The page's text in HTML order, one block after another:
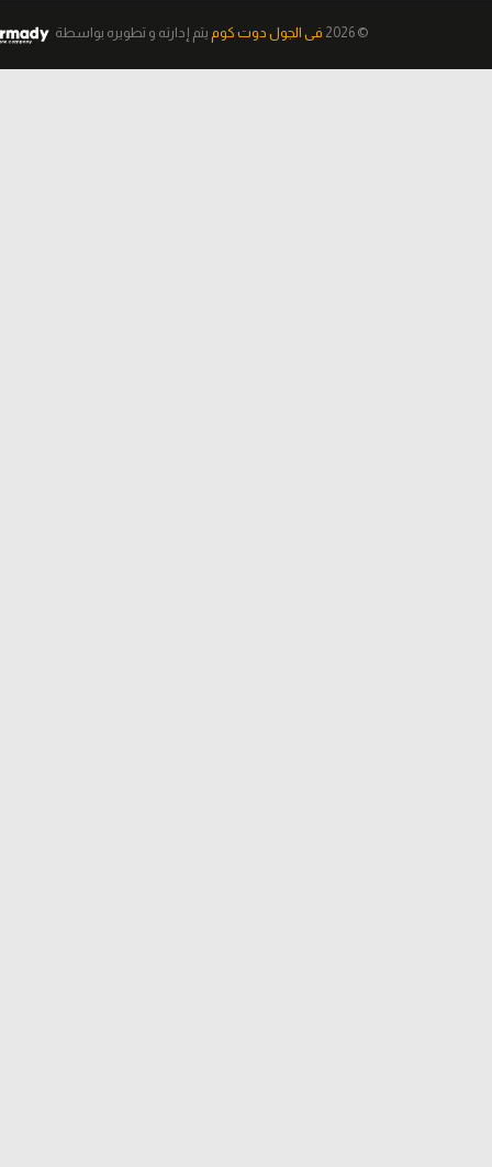
© 2026 فى الجول دوت كوم يتم إدارته و تطويره بواسطة